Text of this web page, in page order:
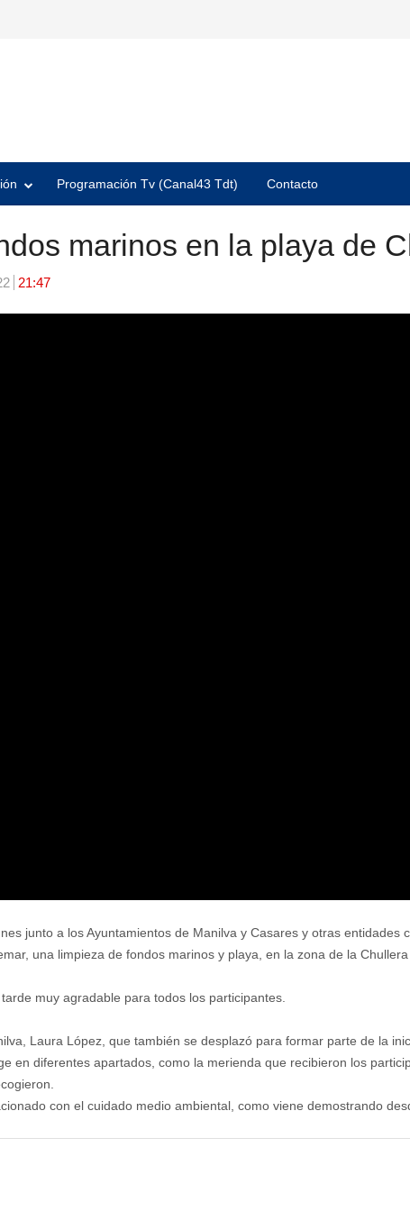
Programación Tv (Canal43 Tdt) Contacto
marinos en la playa de
21:47
junto a los Ayuntamientos de Manilva y Casares y otras
una limpieza de fondos marinos y playa, en la zona de la
muy agradable para todos los participantes.
Laura López, que también se desplazó para formar parte de la
en diferentes apartados, como la merienda que recibieron los
con el cuidado medio ambiental, como viene demostrando